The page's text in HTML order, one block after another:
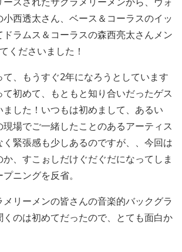
西透太さん、ベース＆コーラスのイッ
ラムス＆コーラスの森西亮太さんメン
くださいました！
て、もうすぐ2年になろうとしています
初めて、もともと知り合いだったゲス
ました！いつもは初めまして、あるい
場でご一緒したことのあるアーティス
く緊張感も少しあるのですが、、今回は
、すこぉしだけぐだぐだになってしま
ニングを反省。
リーメンの皆さんの音楽的バックグラ
くのは初めてだったので、とても面白か